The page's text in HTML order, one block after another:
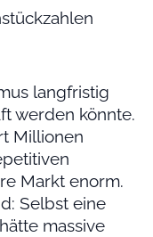
langfristig
werden könnte.
Millionen
Markt enorm.
Selbst eine
massive